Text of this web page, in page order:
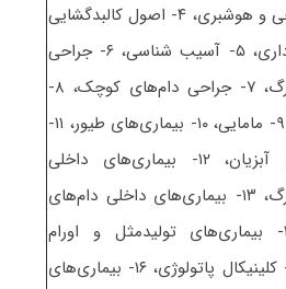
اصول جراحی و هوشبری، ۴- اصول کالبدگشایی
و نمونه برداری، ۵- آسیب شناسی، ۶- جراحی
دام‌های بزرگ، ۷- جراحی دام‌های کوچک، ۸-
رادیولوژی، ۹- مامایی، ۱۰- بیماری‌های طیور، ۱۱-
بیماری‌های آبزیان، ۱۲- بیماری‌های داخلی
دام‌های بزرگ، ۱۳- بیماری‌های داخلی دام‌های
کوچک، ۱۴- بیماری‌های تولیدمثل و اورام
پستان، ۱۵- کلینیکال پاتولوژی، ۱۶- بیماری‌های